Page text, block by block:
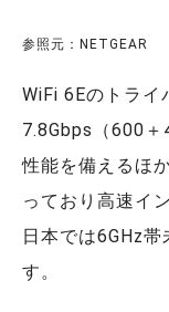
参照元：NETGEAR
WiFi 6Eのトライ
7.8Gbps（600
性能を備えるほ
っており高速イ
日本では6GHz
す。